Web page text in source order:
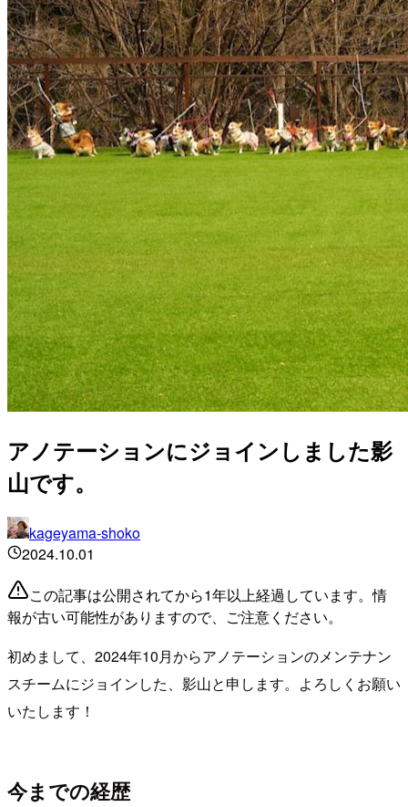
アノテーションにジョインしました影
山です。
kageyama-shoko
2024.10.01
この記事は公開されてから1年以上経過しています。情
報が古い可能性がありますので、ご注意ください。
初めまして、2024年10月からアノテーションのメンテナン
スチームにジョインした、影山と申します。よろしくお願い
いたします！
今までの経歴